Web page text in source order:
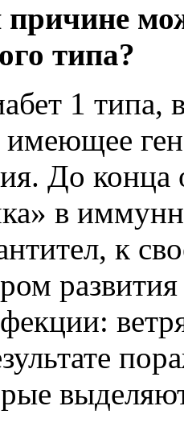
типа?
1 типа,
имеющее
До
в
к